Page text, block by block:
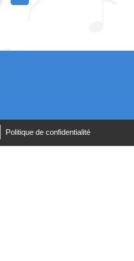
Politique de confidentialité